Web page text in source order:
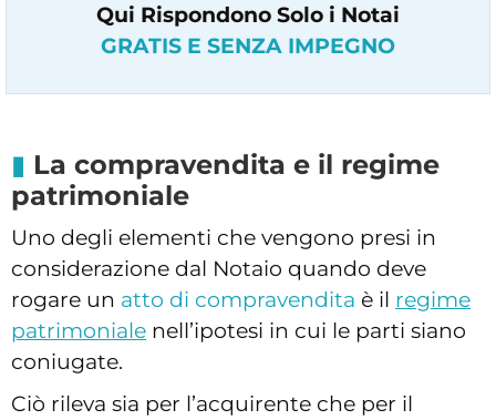
Qui Rispondono Solo i Notai
GRATIS E SENZA IMPEGNO
La compravendita e il regime
patrimoniale
Uno degli elementi che vengono presi in
considerazione dal Notaio quando deve
rogare un atto di compravendita è il regime
patrimoniale nell’ipotesi in cui le parti siano
coniugate.
Ciò rileva sia per l’acquirente che per il